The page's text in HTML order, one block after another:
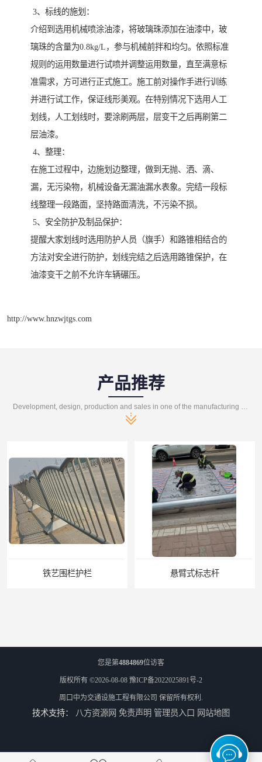
3、标线的施划：
介绍到选用机械喷涂油漆，将玻璃珠添加在油漆中，玻
璃珠的含量为0.8kg/L，参与机械前拌和均匀。依照标准
规则的运用数量进行试喷并调整运用数量，直至满意标
准需求，方可进行正式施工。施工前对操作手进行训练
并进行试工作，保证线形美观。在特别情况下选用人工
划线，人工划线时，要涂刷两层，层变干之后再刷第二
层油漆。
4、整理：
在施工过程中，边施划边整理，做到无抛、洒、滴、
漏，无污染物，机械设备无漏油漏水表象。完结一段标
线整理一段路面，坚持路面清洗，不污染不损。
5、安全防护及制品保护：
提醒大家划线时选用防护人员（旗手）和路锥相结合的
方法对安全进行防护，划线完结之后选用路锥保护，在
油漆变干之前不允许车辆碾压。
http://www.hnzwjtgs.com
产品推荐
悬臂式标志杆 F型悬臂式交通标志杆
您是第4884869位访客
版权所有 ©2026-08-08 豫ICP备2022025891号-2
周口中为交通设施工程有限公司 保留所有权利.
技术支持： 八方资源网 免责声明 管理员入口 网站地图